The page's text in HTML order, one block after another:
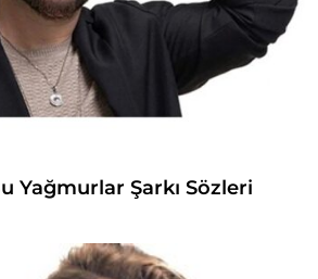
Yağmurlar Şarkı Sözleri